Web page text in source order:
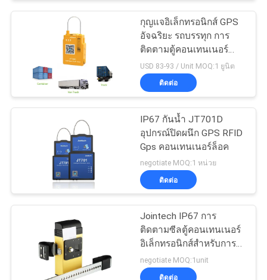
ตัวติดตาม GPS ของ
คอนเทนเนอร์
100
ซอฟต์แวร์ติดตาม
ยานพาหนะ GPS
กุญแจอิเล็กทรอนิกส์ GPS
อัจฉริยะ รถบรรทุก การ
ติดตามตู้คอนเทนเนอร์
Digital Security Seal Lock
USD 83-93 / Unit MOQ:1 ยูนิต
ติดต่อ
IP67 กันน้ำ JT701D
อุปกรณ์ปิดผนึก GPS RFID
Gps คอนเทนเนอร์ล็อค
negotiate MOQ:1 หน่วย
ติดต่อ
Jointech IP67 การ
ติดตามซีลตู้คอนเทนเนอร์
อิเล็กทรอนิกส์สำหรับการ
ขนส่งโลจิสติกส์
negotiate MOQ:1unit
ติดต่อ